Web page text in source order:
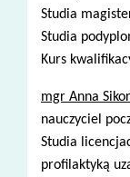
Studia
Studia
Kurs
mgr Anna
nauczyciel
Studia
profilaktyką